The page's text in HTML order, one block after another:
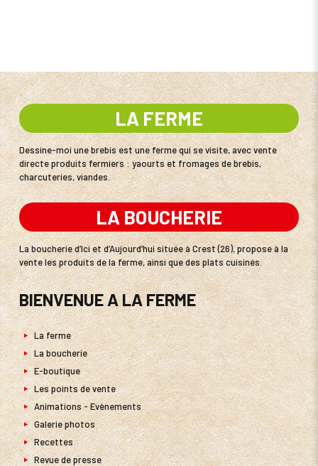
LA FERME
Dessine-moi une brebis est une ferme qui se visite, avec vente
directe produits fermiers : yaourts et fromages de brebis,
charcuteries, viandes.
LA BOUCHERIE
La boucherie d’Ici et d’Aujourd’hui située à Crest (26), propose à la
vente les produits de la ferme, ainsi que des plats cuisinés.
BIENVENUE A LA FERME
La ferme
La boucherie
E-boutique
Les points de vente
Animations - Evènements
Galerie photos
Recettes
Revue de presse